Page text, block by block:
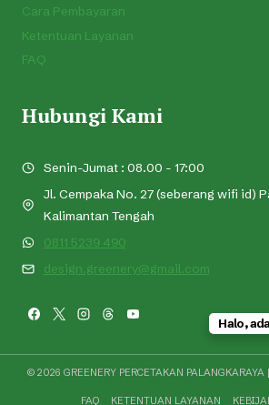
Cara Pembayaran
Ketentuan Layanan
FAQ
Hubungi Kami
Senin-Jumat : 08.00 - 17:00
Jl. Cempaka No. 27 (seberang wifi id)
Kalimantan Tengah
0811 5239 490
design.greenery@gmail.com
© 2026 GREENERY PERCETAKAN PALANGKARAYA
FAQ KETENTUAN LAYANAN
Halo,